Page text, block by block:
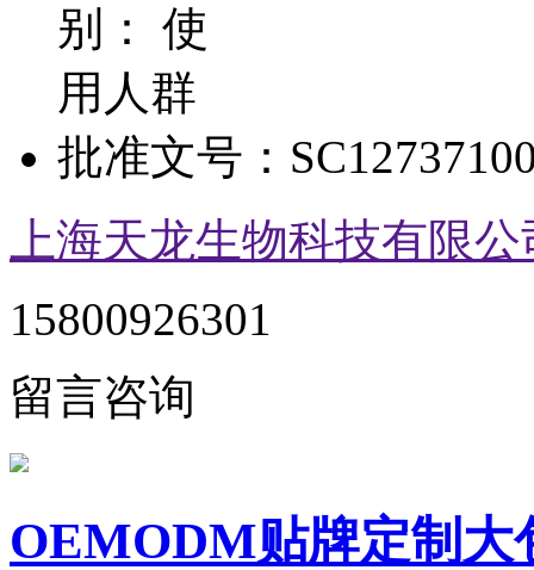
别： 使
用人群
批准文号：
上海天龙生物科技有限公
15800926301
留言咨询
OEMODM贴牌定制大